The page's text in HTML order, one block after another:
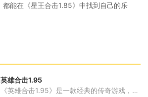
都能在《星王合击1.85》中找到自己的乐
英雄合击1.95
《英雄合击1.95》是一款经典的传奇游戏，它以其独特的2D游戏画面、丰富的角色扮演玩法、万人在线的互动模式等特点，成为了广大玩家钟爱的游戏之一。在这个游戏中，玩家可以通过